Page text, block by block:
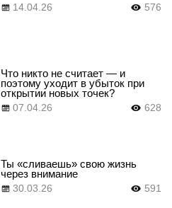
14.04.26
576
Что никто не считает — и
поэтому уходит в убыток при
открытии новых точек?
07.04.26
628
Ты «сливаешь» свою жизнь
через внимание
30.03.26
591